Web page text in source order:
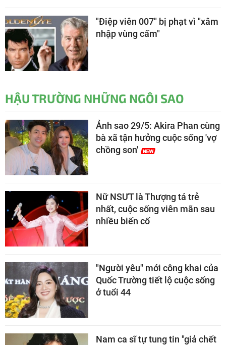
"Điệp viên 007" bị phạt vì "xâm
nhập vùng cấm"
HẬU TRƯỜNG NHỮNG NGÔI SAO
Ảnh sao 29/5: Akira Phan cùng
bà xã tận hưởng cuộc sống 'vợ
chồng son'
Nữ NSƯT là Thượng tá trẻ
nhất, cuộc sống viên mãn sau
nhiều biến cố
"Người yêu" mới công khai của
Quốc Trường tiết lộ cuộc sống
ở tuổi 44
Nam ca sĩ tự tung tin "giả chết